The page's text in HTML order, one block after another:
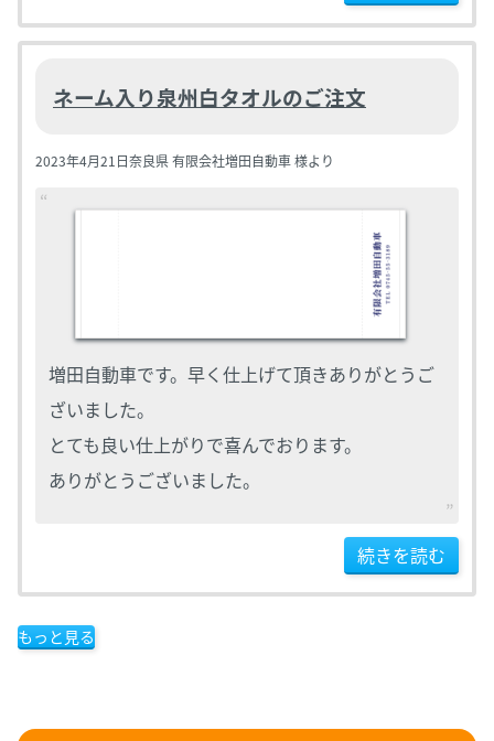
ネーム入り泉州白タオルのご注文
2023年4月21日奈良県 有限会社増田自動車 様より
増田自動車です。早く仕上げて頂きありがとうご
ざいました。
とても良い仕上がりで喜んでおります。
ありがとうございました。
続きを読む
もっと見る